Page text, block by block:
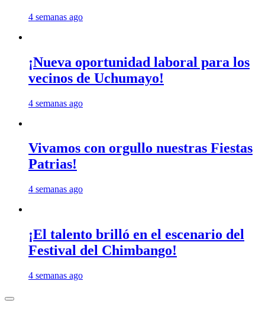
4 semanas ago
¡Nueva oportunidad laboral para los
vecinos de Uchumayo!
4 semanas ago
Vivamos con orgullo nuestras Fiestas
Patrias!
4 semanas ago
¡El talento brilló en el escenario del
Festival del Chimbango!
4 semanas ago